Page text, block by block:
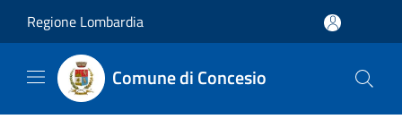
Regione Lombardia
Comune di Concesio